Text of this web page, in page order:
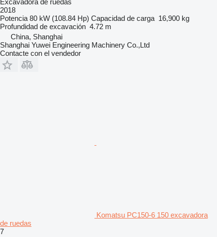
2018
Potencia 80 kW (108.84 Hp) Capacidad de carga 16,900 kg
Profundidad de excavación 4.72 m
China, Shanghai
Shanghai Yuwei Engineering Machinery Co.,Ltd
Contacte con el vendedor
Komatsu PC150-6 150 excavadora
de ruedas
7